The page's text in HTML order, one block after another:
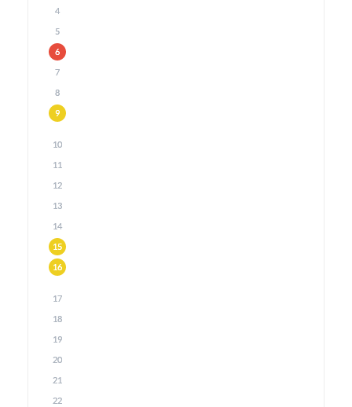
4
5
6
7
8
9
10
11
12
13
14
15
16
17
18
19
20
21
22